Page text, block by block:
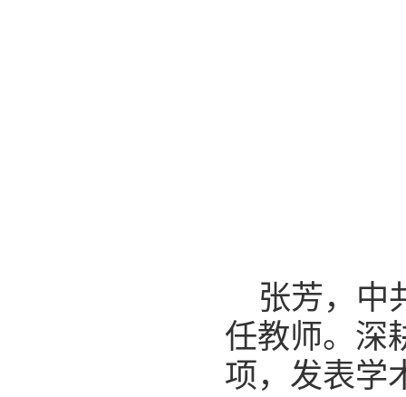
张芳，中
任教师。深
项，发表学